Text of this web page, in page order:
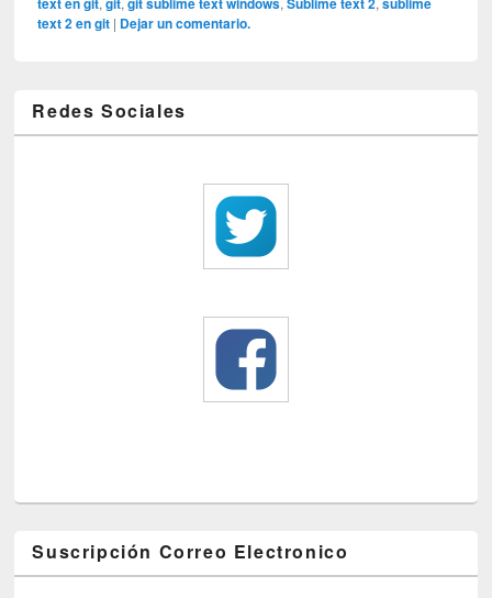
text 2 en git | Dejar un comentario.
Redes Sociales
Suscripción Correo Electronico